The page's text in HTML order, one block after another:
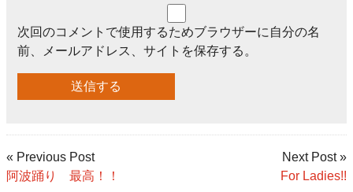
次回のコメントで使用するためブラウザーに自分の名
前、メールアドレス、サイトを保存する。
« Previous Post
阿波踊り 最高！！
Next Post »
For Ladies!!